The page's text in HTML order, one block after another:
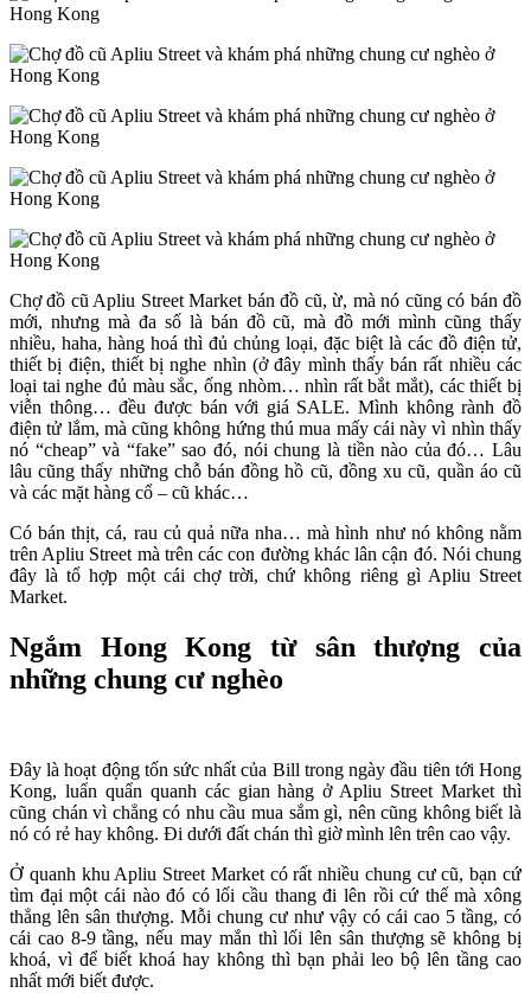
Chợ đồ cũ Apliu Street Market bán đồ cũ, ừ, mà nó cũng có bán đồ
mới, nhưng mà đa số là bán đồ cũ, mà đồ mới mình cũng thấy
nhiều, haha, hàng hoá thì đủ chủng loại, đặc biệt là các đồ điện tử,
thiết bị điện, thiết bị nghe nhìn (ở đây mình thấy bán rất nhiều các
loại tai nghe đủ màu sắc, ống nhòm… nhìn rất bắt mắt), các thiết bị
viễn thông… đều được bán với giá SALE. Mình không rành đồ
điện tử lắm, mà cũng không hứng thú mua mấy cái này vì nhìn thấy
nó “cheap” và “fake” sao đó, nói chung là tiền nào của đó… Lâu
lâu cũng thấy những chỗ bán đồng hồ cũ, đồng xu cũ, quần áo cũ
và các mặt hàng cổ – cũ khác…
Có bán thịt, cá, rau củ quả nữa nha… mà hình như nó không nằm
trên Apliu Street mà trên các con đường khác lân cận đó. Nói chung
đây là tổ hợp một cái chợ trời, chứ không riêng gì Apliu Street
Market.
Ngắm Hong Kong từ sân thượng của
những chung cư nghèo
Đây là hoạt động tốn sức nhất của Bill trong ngày đầu tiên tới Hong
Kong, luẩn quẩn quanh các gian hàng ở Apliu Street Market thì
cũng chán vì chẳng có nhu cầu mua sắm gì, nên cũng không biết là
nó có rẻ hay không. Đi dưới đất chán thì giờ mình lên trên cao vậy.
Ở quanh khu Apliu Street Market có rất nhiều chung cư cũ, bạn cứ
tìm đại một cái nào đó có lối cầu thang đi lên rồi cứ thế mà xông
thẳng lên sân thượng. Mỗi chung cư như vậy có cái cao 5 tầng, có
cái cao 8-9 tầng, nếu may mắn thì lối lên sân thượng sẽ không bị
khoá, vì để biết khoá hay không thì bạn phải leo bộ lên tầng cao
nhất mới biết được.